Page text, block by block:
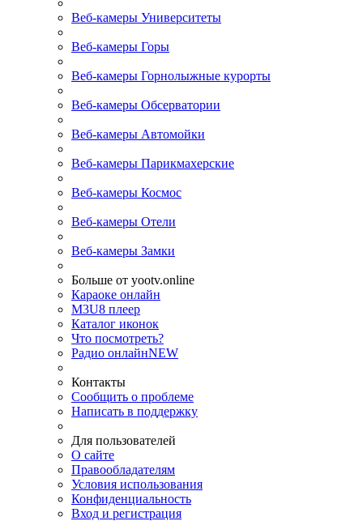
Веб-камеры Университеты
Веб-камеры Горы
Веб-камеры Горнолыжные курорты
Веб-камеры Обсерватории
Веб-камеры Автомойки
Веб-камеры Парикмахерские
Веб-камеры Космос
Веб-камеры Отели
Веб-камеры Замки
Больше от yootv.online
Караоке онлайн
M3U8 плеер
Каталог иконок
Что посмотреть?
Радио онлайнNEW
Контакты
Сообщить о проблеме
Написать в поддержку
Для пользователей
О сайте
Правообладателям
Условия использования
Конфиденциальность
Вход и регистрация